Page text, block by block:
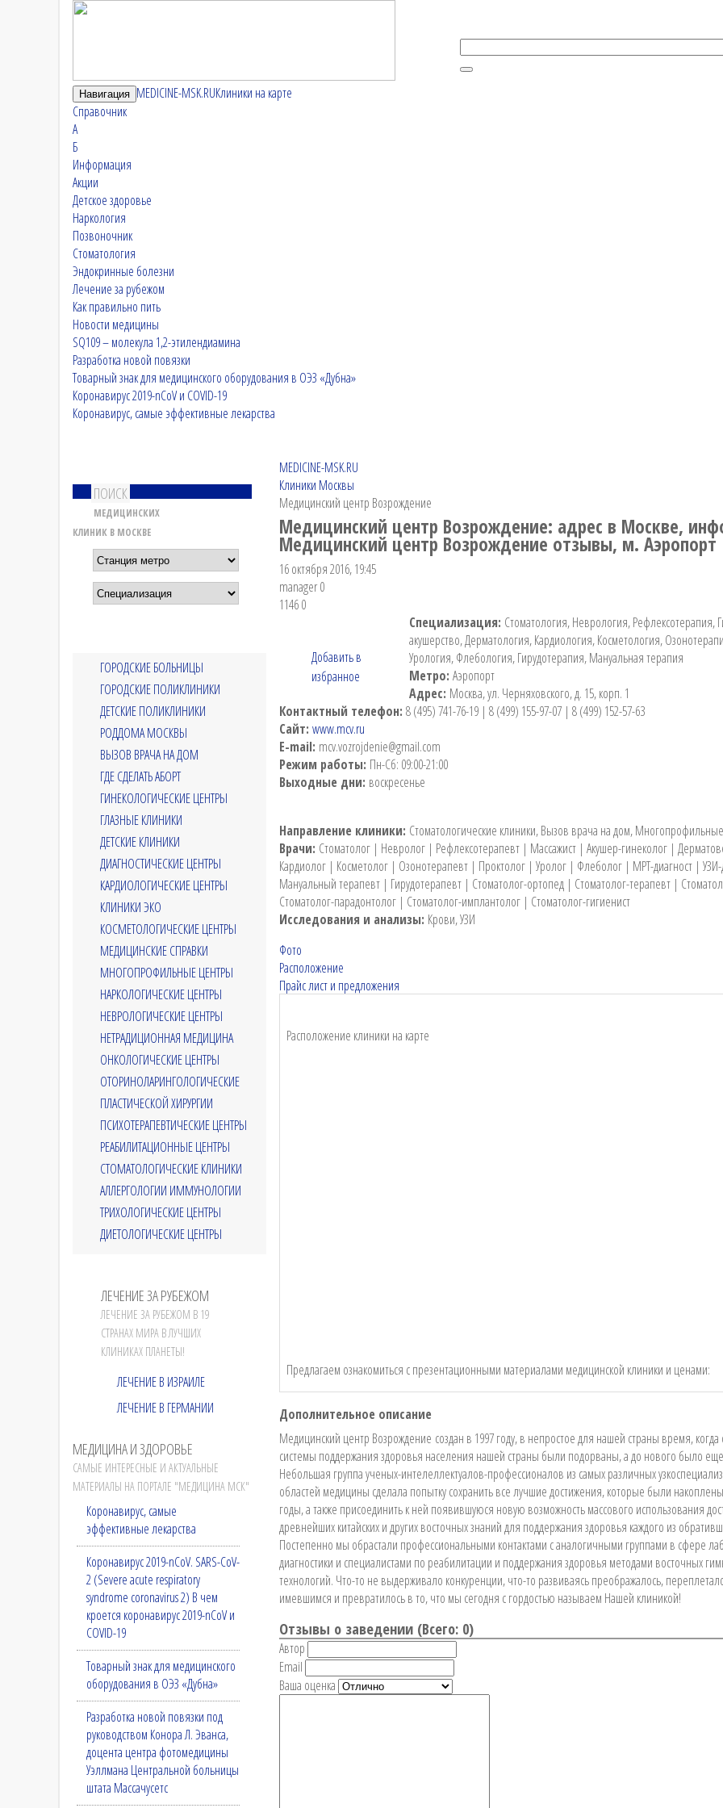
Навигация MEDICINE-MSK.RUКлиники на карте
Справочник
А
Б
Информация
Акции
Детское здоровье
Наркология
Позвоночник
Стоматология
Эндокринные болезни
Лечение за рубежом
Как правильно пить
Новости медицины
SQ109 – молекула 1,2-этилендиамина
Разработка новой повязки
Товарный знак для медицинского оборудования в ОЭЗ «Дубна»
Коронавирус 2019-nCoV и COVID-19
Коронавирус, самые эффективные лекарства
MEDICINE-MSK.RU
Клиники Москвы
Медицинский центр Возрождение
Медицинский центр Возрождение: адрес в Москве,
Медицинский центр Возрождение отзывы, м. Аэропорт
16 октября 2016, 19:45
manager0
11460
Добавить в
избранное
Специализация: Стоматология, Неврология, Рефлексотерапия,
акушерство, Дерматология, Кардиология, Косметология,
Урология, Флебология, Гирудотерапия, Мануальная терапия
Метро: Аэропорт
Адрес: Москва, ул. Черняховского, д. 15, корп. 1
Контактный телефон: 8 (495) 741-76-19 | 8 (499) 155-97-07 | 8 (499) 152-57-63
Сайт: www.mcv.ru
E-mail: mcv.vozrojdenie@gmail.com
Режим работы: Пн-Сб: 09:00-21:00
Выходные дни: воскресенье
Направление клиники: Стоматологические клиники, Вызов врача на дом,
Врачи: Стоматолог | Невролог | Рефлексотерапевт | Массажист | Акушер-гинеколог |
Кардиолог | Косметолог | Озонотерапевт | Проктолог | Уролог | Флеболог | МРТ-диагност | УЗИ-
Мануальный терапевт | Гирудотерапевт | Стоматолог-ортопед | Стоматолог-терапевт |
Стоматолог-парадонтолог | Стоматолог-имплантолог | Стоматолог-гигиенист
Исследования и анализы: Крови, УЗИ
Фото
Расположение
Прайс лист и предложения
Расположение клиники на карте
Предлагаем ознакомиться с презентационными материалами медицинской клиники и ценами:
Дополнительное описание
Медицинский центр Возрождение создан в 1997 году, в непростое для нашей страны время,
системы поддержания здоровья населения нашей страны были подорваны, а до нового было
Небольшая группа ученых-интелеллектуалов-профессионалов из самых различных
областей медицины сделала попытку сохранить все лучшие достижения, которые были
годы, а также присоединить к ней появившуюся новую возможность массового использования
древнейших китайских и других восточных знаний для поддержания здоровья каждого из
Постепенно мы обрастали профессиональными контактами с аналогичными группами в сфере
диагностики и специалистами по реабилитации и поддержания здоровья методами восточных
технологий. Что-то не выдерживало конкуренции, что-то развиваясь преображалось,
имевшимся и превратилось в то, что мы сегодня с гордостью называем Нашей клиникой!
Отзывы о заведении (Всего: 0)
Автор
Email
Ваша оценка
ПОИСК
МЕДИЦИНСКИХ
КЛИНИК В МОСКВЕ
ГОРОДСКИЕ БОЛЬНИЦЫ
ГОРОДСКИЕ ПОЛИКЛИНИКИ
ДЕТСКИЕ ПОЛИКЛИНИКИ
РОДДОМА МОСКВЫ
ВЫЗОВ ВРАЧА НА ДОМ
ГДЕ СДЕЛАТЬ АБОРТ
ГИНЕКОЛОГИЧЕСКИЕ ЦЕНТРЫ
ГЛАЗНЫЕ КЛИНИКИ
ДЕТСКИЕ КЛИНИКИ
ДИАГНОСТИЧЕСКИЕ ЦЕНТРЫ
КАРДИОЛОГИЧЕСКИЕ ЦЕНТРЫ
КЛИНИКИ ЭКО
КОСМЕТОЛОГИЧЕСКИЕ ЦЕНТРЫ
МЕДИЦИНСКИЕ СПРАВКИ
МНОГОПРОФИЛЬНЫЕ ЦЕНТРЫ
НАРКОЛОГИЧЕСКИЕ ЦЕНТРЫ
НЕВРОЛОГИЧЕСКИЕ ЦЕНТРЫ
НЕТРАДИЦИОННАЯ МЕДИЦИНА
ОНКОЛОГИЧЕСКИЕ ЦЕНТРЫ
ОТОРИНОЛАРИНГОЛОГИЧЕСКИЕ
ПЛАСТИЧЕСКОЙ ХИРУРГИИ
ПСИХОТЕРАПЕВТИЧЕСКИЕ ЦЕНТРЫ
РЕАБИЛИТАЦИОННЫЕ ЦЕНТРЫ
СТОМАТОЛОГИЧЕСКИЕ КЛИНИКИ
АЛЛЕРГОЛОГИИ ИММУНОЛОГИИ
ТРИХОЛОГИЧЕСКИЕ ЦЕНТРЫ
ДИЕТОЛОГИЧЕСКИЕ ЦЕНТРЫ
ЛЕЧЕНИЕ ЗА РУБЕЖОМ
ЛЕЧЕНИЕ ЗА РУБЕЖОМ В 19
СТРАНАХ МИРА В ЛУЧШИХ
КЛИНИКАХ ПЛАНЕТЫ!
ЛЕЧЕНИЕ В ИЗРАИЛЕ
ЛЕЧЕНИЕ В ГЕРМАНИИ
МЕДИЦИНА И ЗДОРОВЬЕ
САМЫЕ ИНТЕРЕСНЫЕ И АКТУАЛЬНЫЕ
МАТЕРИАЛЫ НА ПОРТАЛЕ "МЕДИЦИНА МСК"
Коронавирус, самые
эффективные лекарства
Коронавирус 2019-nCoV. SARS-CoV-
2 (Severe acute respiratory
syndrome coronavirus 2) В чем
кроется коронавирус 2019-nCoV и
COVID-19
Товарный знак для медицинского
оборудования в ОЭЗ «Дубна»
Разработка новой повязки под
руководством Конора Л. Эванса,
доцента центра фотомедицины
Уэллмана Центральной больницы
штата Массачусетс